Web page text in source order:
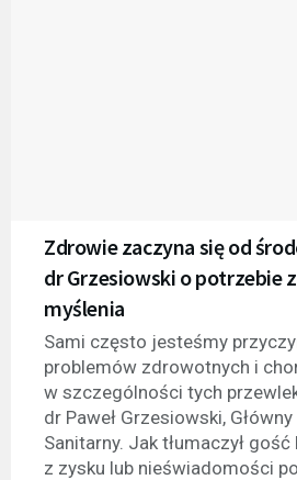
Zdrowie zaczyna się od
dr Grzesiowski o potrzebie
myślenia
Sami często jesteśmy
problemów zdrowotnych i
w szczególności tych
dr Paweł Grzesiowski,
Sanitarny. Jak tłumaczył gość
z zysku lub nieświadomości